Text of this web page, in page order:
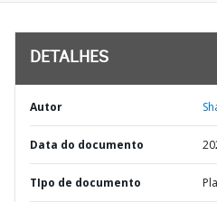
DETALHES
Autor
Data do documento
TIpo de documento